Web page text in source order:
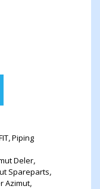
,Piping
Deler,
Spareparts,
Azimut,